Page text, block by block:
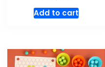
Add to cart